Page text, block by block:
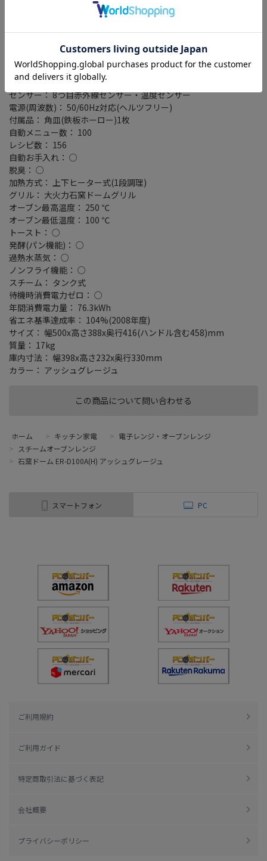
この商品について問い合わせる
タイプ： スチームオーブンレンジ
使用人数： 4人
庫内構造： 庫内フラット
最大レンジ出力： 1000W
ピッタリ設置： 背面
センサー： 8つ目赤外線センサー・温度センサー
電源(周波数)： 50/60Hz対応(ヘルツフリー)
付属品： 角皿(鉄板ホーロー)1枚
自動メニュー数： 100
レシピ数： 156
自動お手入れ： ○
脱臭： ○
加熱方式： 上下ヒーター式(1段調理)
グリル： 大火力石窯ドームグリル
オーブン最高温度： 250 ℃
オーブン最低温度： 100 ℃
トースト： ○
発酵(パン機能)： ○
過熱水蒸気： ○
ノンフライ機能： ○
スチーム： タンク式
待機時消費電力ゼロ： ○
年間消費電力量： 76.3kWh
省エネ基準達成率： 104%(2008年度)
サイズ： 幅500x高さ388x奥行416(ハンドル含む458)mm
質量： 17kg
庫内寸法： 幅398x高さ232x奥行330mm
カラー： アッシュグレージュ
ホーム > キッチン家電 > 電子レンジ・オーブンレンジ
> スチームオーブンレンジ
> 石窯ドーム ER-D100A(H) アッシュグレージュ
スマートフォン PC
ご利用規約
ご利用ガイド
特定商取引法に基づく表記
会社概要
プライバシーポリシー